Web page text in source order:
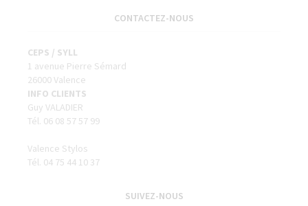
CONTACTEZ-NOUS
CEPS / SYLL
1 avenue Pierre Sémard
26000 Valence
INFO CLIENTS
Guy VALADIER
Tél. 06 08 57 57 99
Valence Stylos
Tél. 04 75 44 10 37
SUIVEZ-NOUS